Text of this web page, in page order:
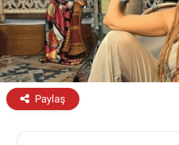
Paylaş
Eskişehir Hava Durumu
Eskişehir Tramvay
Eskişehir Otobüs Saatleri